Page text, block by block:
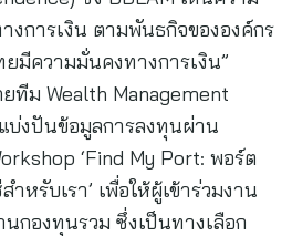
การเงิน ตามพันธกิจขององค์กร
มีความมั่นคงทางการเงิน”
ทีม Wealth Management
บ่งปันข้อมูลการลงทุนผ่าน
‘Find My Port: พอร์ต
หรับเรา’ เพื่อให้ผู้เข้าร่วมงาน
กองทุนรวม ซึ่งเป็นทางเลือก